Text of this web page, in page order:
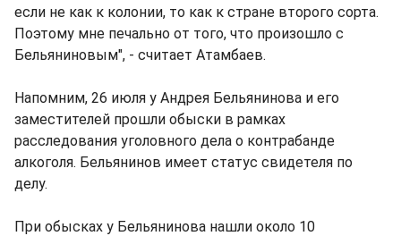
если не как к колонии, то как к стране второго сорта.
Поэтому мне печально от того, что произошло с
Бельяниновым", - считает Атамбаев.
Напомним, 26 июля у Андрея Бельянинова и его
заместителей прошли обыски в рамках
расследования уголовного дела о контрабанде
алкоголя. Бельянинов имеет статус свидетеля по
делу.
При обысках у Бельянинова нашли около 10